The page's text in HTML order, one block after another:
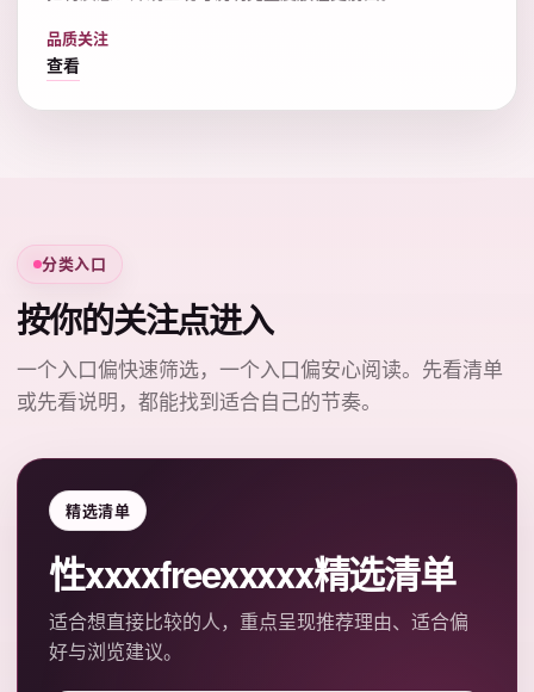
品质关注
查看
分类入口
按你的关注点进入
一个入口偏快速筛选，一个入口偏安心阅读。先看清单
或先看说明，都能找到适合自己的节奏。
精选清单
性xxxxfreexxxxx精选清单
适合想直接比较的人，重点呈现推荐理由、适合偏
好与浏览建议。